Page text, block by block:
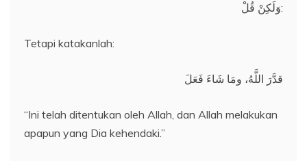
وَلَكِنْ قُلْ:
Tetapi katakanlah:
قدَّرَ اللَّهُ، ومَا شَاءَ فَعَلَ
“Ini telah ditentukan oleh Allah, dan Allah melakukan
apapun yang Dia kehendaki.”